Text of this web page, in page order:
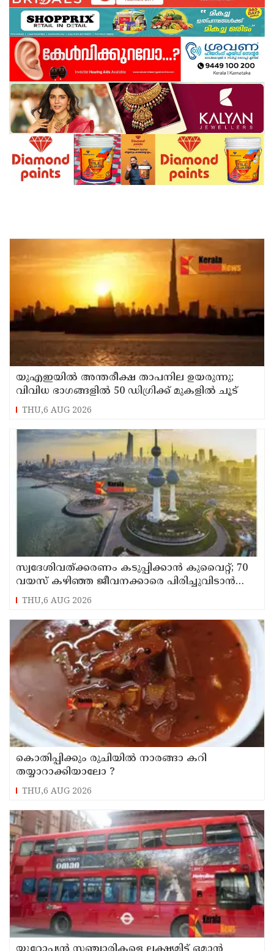
യുഎഇയില്‍ അന്തരീക്ഷ താപനില ഉയരുന്നു;
വിവിധ ഭാഗങ്ങളില്‍ 50 ഡിഗ്രിക്ക് മുകളില്‍ ചൂട്
THU,6 AUG 2026
സ്വദേശിവത്ക്കരണം കടുപ്പിക്കാന്‍ കുവൈറ്റ്; 70
വയസ് കഴിഞ്ഞ ജീവനക്കാരെ പിരിച്ചുവിടാന്‍
തീരുമാനം
THU,6 AUG 2026
കൊതിപ്പിക്കും രുചിയിൽ നാരങ്ങാ കറി
തയ്യാറാക്കിയാലോ ?
THU,6 AUG 2026